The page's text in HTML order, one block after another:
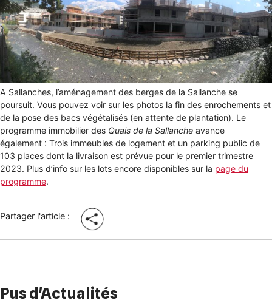
A Sallanches, l’aménagement des berges de la Sallanche se
poursuit. Vous pouvez voir sur les photos la fin des enrochements et
de la pose des bacs végétalisés (en attente de plantation). Le
programme immobilier des Quais de la Sallanche avance
également : Trois immeubles de logement et un parking public de
103 places dont la livraison est prévue pour le premier trimestre
2023. Plus d’info sur les lots encore disponibles sur la page du
programme.
Partager l'article :
Pus d'Actualités